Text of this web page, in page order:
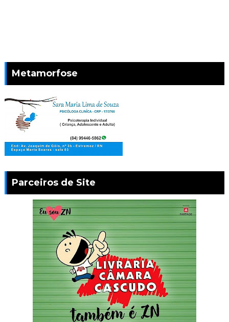
Metamorfose
Parceiros de Site